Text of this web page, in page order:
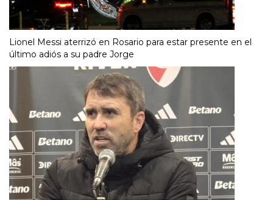
Lionel Messi aterrizó en Rosario para estar presente en el
último adiós a su padre Jorge